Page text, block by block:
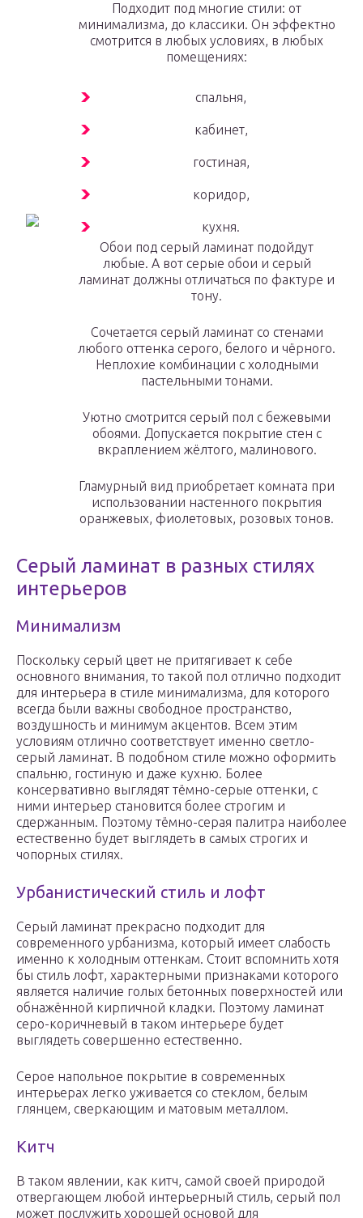
Подходит под многие стили: от
минимализма, до классики. Он эффектно
смотрится в любых условиях, в любых
помещениях:
спальня,
кабинет,
гостиная,
коридор,
кухня.
Обои под серый ламинат подойдут
любые. А вот серые обои и серый
ламинат должны отличаться по фактуре и
тону.
Сочетается серый ламинат со стенами
любого оттенка серого, белого и чёрного.
Неплохие комбинации с холодными
пастельными тонами.
Уютно смотрится серый пол с бежевыми
обоями. Допускается покрытие стен с
вкраплением жёлтого, малинового.
Гламурный вид приобретает комната при
использовании настенного покрытия
оранжевых, фиолетовых, розовых тонов.
Серый ламинат в разных стилях
интерьеров
Минимализм
Поскольку серый цвет не притягивает к себе
основного внимания, то такой пол отлично подходит
для интерьера в стиле минимализма, для которого
всегда были важны свободное пространство,
воздушность и минимум акцентов. Всем этим
условиям отлично соответствует именно светло-
серый ламинат. В подобном стиле можно оформить
спальню, гостиную и даже кухню. Более
консервативно выглядят тёмно-серые оттенки, с
ними интерьер становится более строгим и
сдержанным. Поэтому тёмно-серая палитра наиболее
естественно будет выглядеть в самых строгих и
чопорных стилях.
Урбанистический стиль и лофт
Серый ламинат прекрасно подходит для
современного урбанизма, который имеет слабость
именно к холодным оттенкам. Стоит вспомнить хотя
бы стиль лофт, характерными признаками которого
является наличие голых бетонных поверхностей или
обнажённой кирпичной кладки. Поэтому ламинат
серо-коричневый в таком интерьере будет
выглядеть совершенно естественно.
Серое напольное покрытие в современных
интерьерах легко уживается со стеклом, белым
глянцем, сверкающим и матовым металлом.
Китч
В таком явлении, как китч, самой своей природой
отвергающем любой интерьерный стиль, серый пол
может послужить хорошей основой для